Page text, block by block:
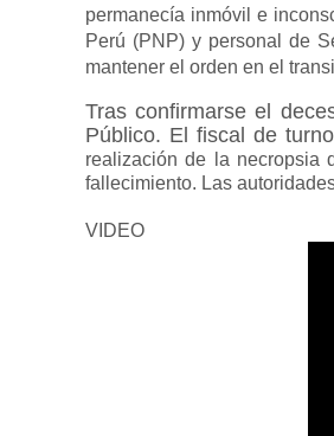
permanecía inmóvil e
Perú (PNP) y personal de
mantener el orden en el
Tras confirmarse el
Público. El fiscal de
realización de la necropsia
fallecimiento. Las
VIDEO